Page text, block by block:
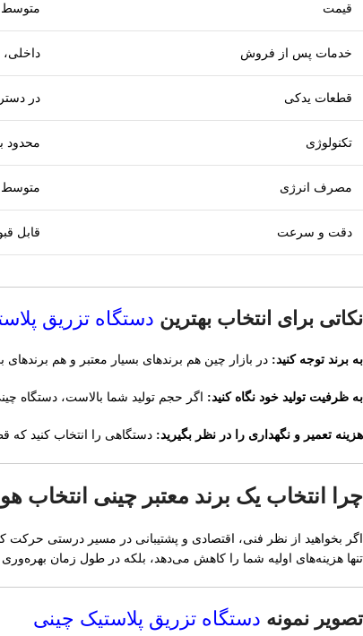
قیمت متوسط
خدمات پس از فروش
قطعات یدکی در
تکنولوژی محدود
مصرف انرژی متوسط
دقت و سرعت قابل
نکاتی برای انتخاب بهترین دستگاه تزریق
به برند توجه کنید: در بازار چین هم برندهای بسیار معتبر و هم
به ظرفیت تولید خود نگاه کنید: اگر حجم تولید شما بالاست، دستگاه
هزینه تعمیر و نگهداری را در نظر بگیرید: دستگاهی را انتخاب کنید که
چرا انتخاب یک برند معتبر چینی انتخاب
اگر بخواهید از نظر فنی، اقتصادی و پشتیبانی در مسیر درستی حرکت
تنها هزینه‌های اولیه شما را کاهش می‌دهد، بلکه در طول زمان بهره‌وری
تصویر نمونه دستگاه تزریق پلاستیک چینی